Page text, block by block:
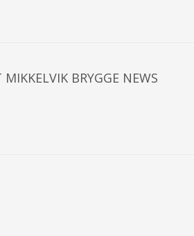
MIKKELVIK BRYGGE NEWS